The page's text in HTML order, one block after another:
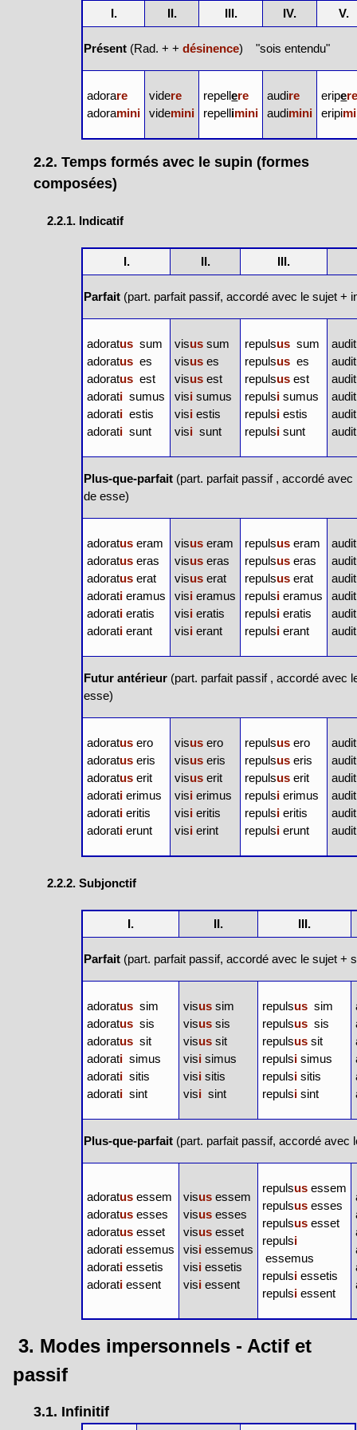
I. II. III. IV. V.
Présent (Rad. + +désinence) "sois entendu"
adorare
adoramini
videre
videmini
repellere
repellimini
audire
audimini
eripe
eripi
2.2. Temps formés avec le supin (formes
composées)
2.2.1. Indicatif
I. II. III.
Parfait (part. parfait passif, accordé avec le sujet +
adoratus sum
adoratus es
adoratus est
adorati sumus
adorati estis
adorati sunt
visus sum
visus es
visus est
visi sumus
visi estis
visi sunt
repulsus sum
repulsus es
repulsus est
repulsi sumus
repulsi estis
repulsi sunt
audit
audit
audit
audit
audit
audit
Plus-que-parfait (part. parfait passif, accordé avec
deesse)
adoratus eram
adoratus eras
adoratus erat
adorati eramus
adorati eratis
adorati erant
visuseram
visus eras
visus erat
visi eramus
visi eratis
visi erant
repulsus eram
repulsus eras
repulsus erat
repulsi eramus
repulsi eratis
repulsi erant
audit
audit
audit
audit
audit
audit
Futur antérieur (part. parfait passif, accordé avec
esse)
adoratus ero
adoratus eris
adoratus erit
adorati erimus
adorati eritis
adorati erunt
visusero
visus eris
visus erit
visi erimus
visi eritis
visi erint
repulsus ero
repulsus eris
repulsus erit
repulsi erimus
repulsi eritis
repulsi erunt
audit
audit
audit
audit
audit
audit
2.2.2. Subjonctif
I. II. III.
Parfait (part. parfait passif, accordé avec le sujet +
adoratus sim
adoratus sis
adoratus sit
adorati simus
adorati sitis
adorati sint
visus sim
visus sis
visus sit
visi simus
visi sitis
visi sint
repulsus sim
repulsus sis
repulsus sit
repulsi simus
repulsi sitis
repulsi sint
Plus-que-parfait (part. parfait passif, accordé avec
adoratus essem
adoratus esses
adoratus esset
adorati essemus
adorati essetis
adorati essent
visusessem
visus esses
visus esset
visi essemus
visi essetis
visi essent
repulsus essem
repulsus esses
repulsus esset
repulsi
essemus
repulsi essetis
repulsi essent
3. Modes impersonnels - Actif et
passif
3.1. Infinitif